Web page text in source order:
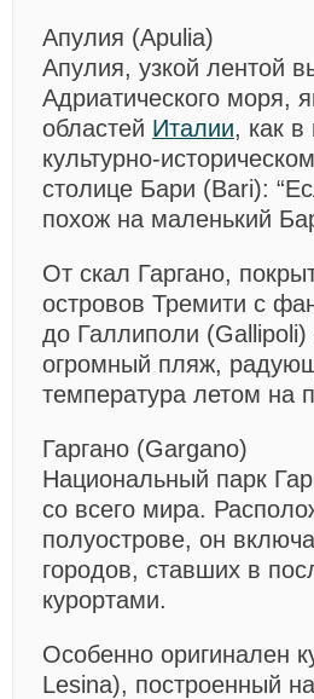
Апулия (Apulia)
Апулия, узкой лентой
Адриатического моря,
областей Италии, как в
культурно-
столице Бари (Bari):
похож на маленький
От скал Гаргано,
островов Тремити с
до Галлиполи
огромный пляж,
температура летом на
Гаргано (Gargano)
Национальный парк
со всего мира.
полуострове, он
городов, ставших в
курортами.
Особенно оригинален
Lesina), построенный